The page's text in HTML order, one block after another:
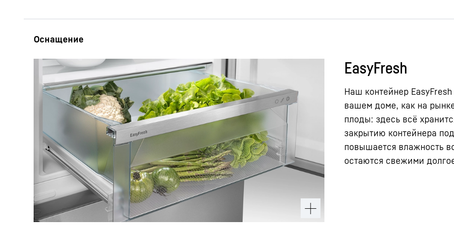
EasyFresh
Наш контейнер
вашем доме, как на
плоды: здесь всё
закрытию контейнера
повышается влажность
остаются свежими